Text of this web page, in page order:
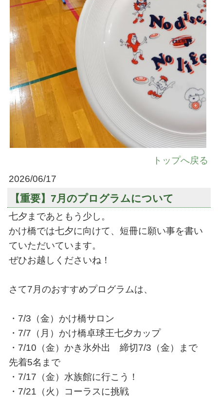
トップへ戻る
2026/06/17
【重要】7月のプログラムについて
七夕まであともう少し。
かけ橋では七夕に向けて、短冊に願い事を書い
ていただいています。
ぜひお越しくださいね！
さて7月のおすすめプログラムは、
・7/3（金）かけ橋サロン
・7/7（月）かけ橋卓球王七夕カップ
・7/10（金）かき氷外出 締切7/3（金）まで
先着5名まで
・7/17（金）水族館に行こう！
・7/21（火）コーラスに挑戦